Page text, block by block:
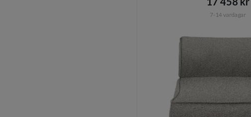
7-14 vardagar